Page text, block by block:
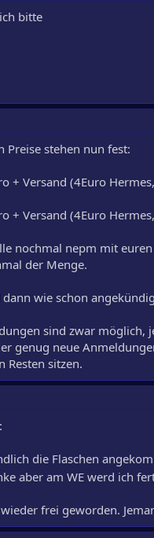
bitte
Preise stehen nun fest:
+ Versand (4Euro
+ Versand (4Euro
nochmal nepm mit
der Menge.
wie schon
sind zwar möglich,
genug neue
Resten sitzen.
die Flaschen
aber am WE werd ich
frei geworden.